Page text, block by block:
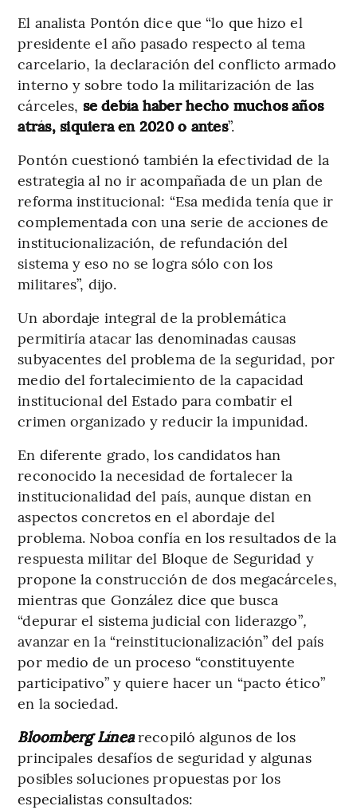
El analista Pontón dice que “lo que hizo el
presidente el año pasado respecto al tema
carcelario, la declaración del conflicto armado
interno y sobre todo la militarización de las
cárceles, se debía haber hecho muchos años
atrás, siquiera en 2020 o antes”.
Pontón cuestionó también la efectividad de la
estrategia al no ir acompañada de un plan de
reforma institucional: “Esa medida tenía que ir
complementada con una serie de acciones de
institucionalización, de refundación del
sistema y eso no se logra sólo con los
militares”, dijo.
Un abordaje integral de la problemática
permitiría atacar las denominadas causas
subyacentes del problema de la seguridad, por
medio del fortalecimiento de la capacidad
institucional del Estado para combatir el
crimen organizado y reducir la impunidad.
En diferente grado, los candidatos han
reconocido la necesidad de fortalecer la
institucionalidad del país, aunque distan en
aspectos concretos en el abordaje del
problema. Noboa confía en los resultados de la
respuesta militar del Bloque de Seguridad y
propone la construcción de dos megacárceles,
mientras que González dice que busca
“depurar el sistema judicial con liderazgo”,
avanzar en la “reinstitucionalización” del país
por medio de un proceso “constituyente
participativo” y quiere hacer un “pacto ético”
en la sociedad.
Bloomberg Línea recopiló algunos de los
principales desafíos de seguridad y algunas
posibles soluciones propuestas por los
especialistas consultados: